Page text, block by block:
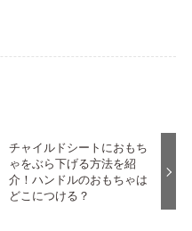
チャイルドシートにおもち
ゃをぶら下げる方法を紹
介！ハンドルのおもちゃは
どこにつける？